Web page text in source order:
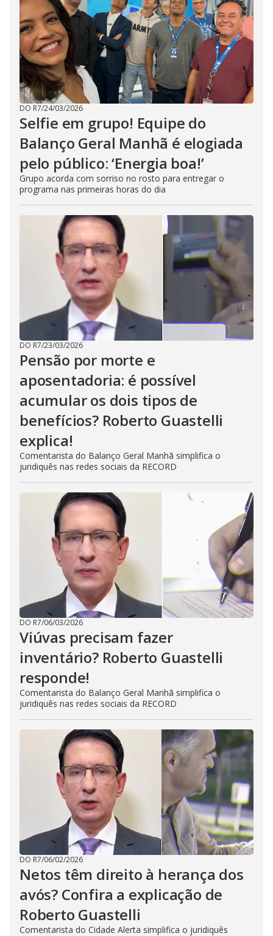
DO R7/24/03/2026
Selfie em grupo! Equipe do
Balanço Geral Manhã é elogiada
pelo público: ‘Energia boa!’
Grupo acorda com sorriso no rosto para entregar o
programa nas primeiras horas do dia
DO R7/23/03/2026
Pensão por morte e
aposentadoria: é possível
acumular os dois tipos de
benefícios? Roberto Guastelli
explica!
Comentarista do Balanço Geral Manhã simplifica o
juridiquês nas redes sociais da RECORD
DO R7/06/03/2026
Viúvas precisam fazer
inventário? Roberto Guastelli
responde!
Comentarista do Balanço Geral Manhã simplifica o
juridiquês nas redes sociais da RECORD
DO R7/06/02/2026
Netos têm direito à herança dos
avós? Confira a explicação de
Roberto Guastelli
Comentarista do Cidade Alerta simplifica o juridiquês